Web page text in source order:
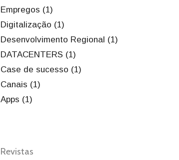
Empregos (1)
Digitalização (1)
Desenvolvimento Regional (1)
DATACENTERS (1)
Case de sucesso (1)
Canais (1)
Apps (1)
Revistas